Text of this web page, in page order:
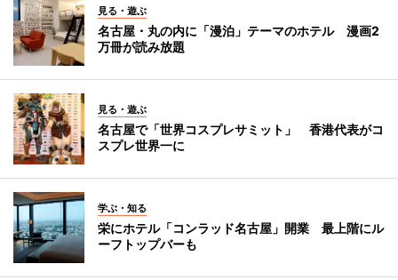
見る・遊ぶ
名古屋・丸の内に「漫泊」テーマのホテル 漫画2
万冊が読み放題
見る・遊ぶ
名古屋で「世界コスプレサミット」 香港代表がコ
スプレ世界一に
学ぶ・知る
栄にホテル「コンラッド名古屋」開業 最上階にル
ーフトップバーも